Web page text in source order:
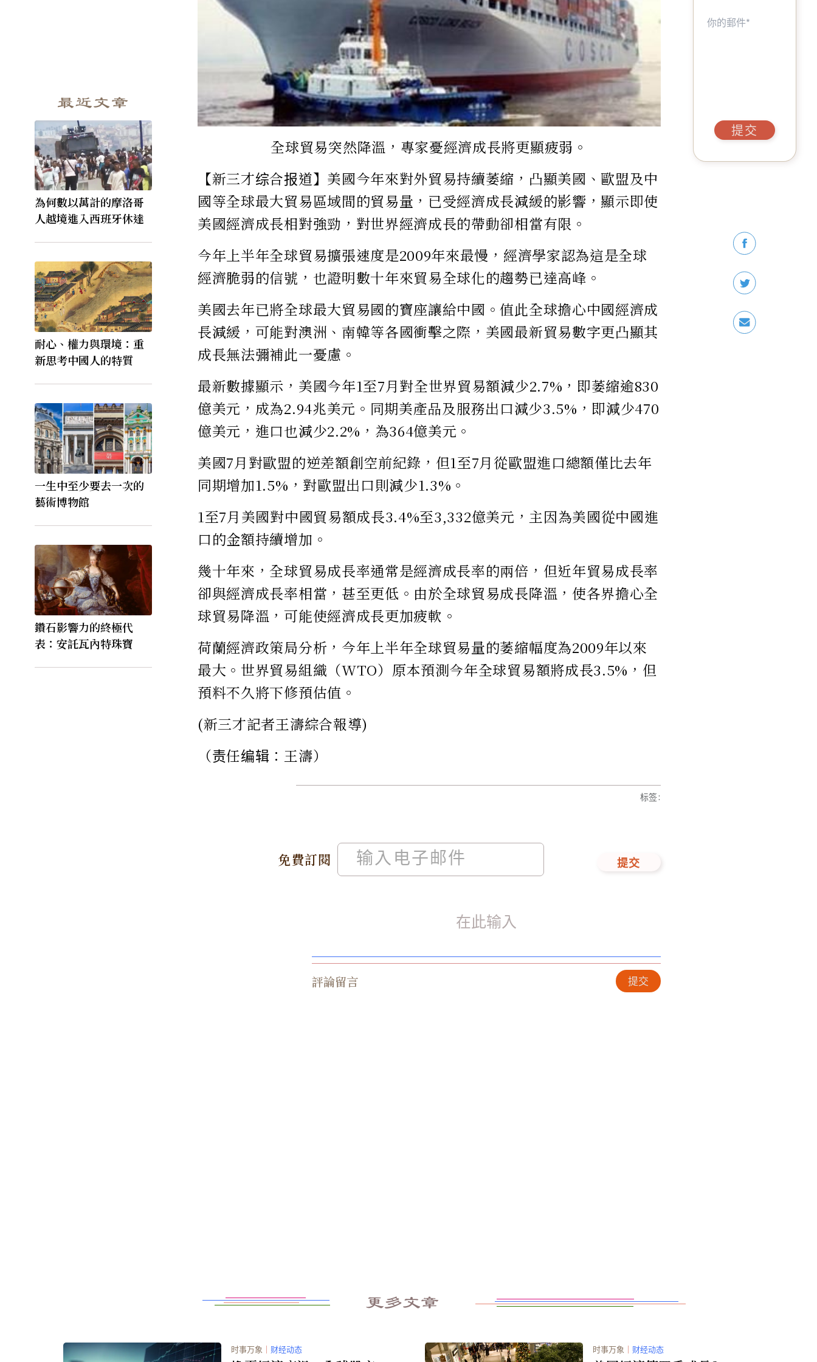
最近文章
為何數以萬計的摩洛哥
人越境進入西班牙休達
耐心、權力與環境：重
新思考中國人的特質
一生中至少要去一次的
藝術博物館
鑽石影響力的終極代
表：安託瓦內特珠寶
全球貿易突然降溫，專家憂經濟成長將更顯疲弱。
【新三才综合报道】美國今年來對外貿易持續萎縮，凸顯美國、歐盟及中
國等全球最大貿易區域間的貿易量，已受經濟成長減緩的影響，顯示即使
美國經濟成長相對強勁，對世界經濟成長的帶動卻相當有限。
今年上半年全球貿易擴張速度是2009年來最慢，經濟學家認為這是全球
經濟脆弱的信號，也證明數十年來貿易全球化的趨勢已達高峰。
美國去年已將全球最大貿易國的寶座讓給中國。值此全球擔心中國經濟成
長減緩，可能對澳洲、南韓等各國衝擊之際，美國最新貿易數字更凸顯其
成長無法彌補此一憂慮。
最新數據顯示，美國今年1至7月對全世界貿易額減少2.7%，即萎縮逾830
億美元，成為2.94兆美元。同期美產品及服務出口減少3.5%，即減少470
億美元，進口也減少2.2%，為364億美元。
美國7月對歐盟的逆差額創空前紀錄，但1至7月從歐盟進口總額僅比去年
同期增加1.5%，對歐盟出口則減少1.3%。
1至7月美國對中國貿易額成長3.4%至3,332億美元，主因為美國從中國進
口的金額持續增加。
幾十年來，全球貿易成長率通常是經濟成長率的兩倍，但近年貿易成長率
卻與經濟成長率相當，甚至更低。由於全球貿易成長降溫，使各界擔心全
球貿易降溫，可能使經濟成長更加疲軟。
荷蘭經濟政策局分析，今年上半年全球貿易量的萎縮幅度為2009年以來
最大。世界貿易組織（WTO）原本預測今年全球貿易額將成長3.5%，但
預料不久將下修預估值。
(新三才記者王濤綜合報導)
（责任编辑：王濤）
免費訂閱 提交
标签:
評論留言 提交
提交
更多文章
时事万象 ｜ 财经动态 时事万象 ｜ 财经动态